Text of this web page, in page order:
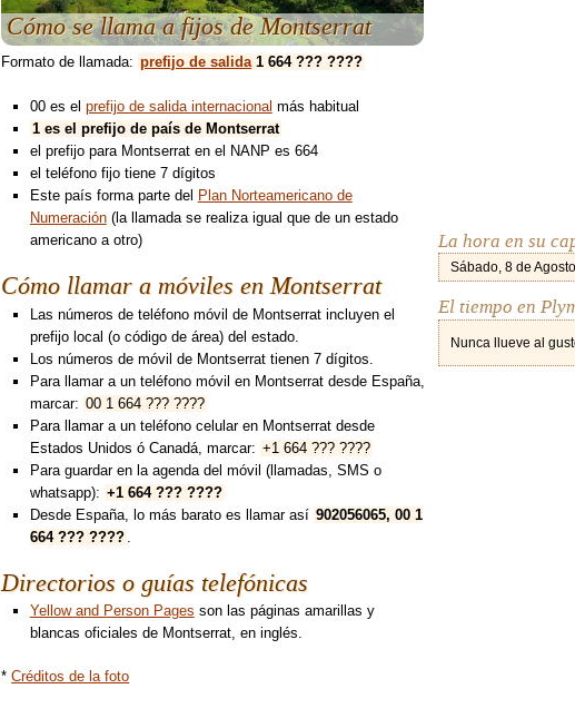
La hora en su
Sábado, 8 de
El tiempo en
Nunca llueve al
Cómo se llama a fijos de Montserrat
Formato de llamada: prefijo de salida1 664 ??? ????
00 es el prefijo de salida internacional más habitual
1 es el prefijo de país de Montserrat
el prefijo para Montserrat en el NANP es 664
el teléfono fijo tiene 7 dígitos
Este país forma parte del Plan Norteamericano de
Numeración(la llamada se realiza igual que de un estado
americano a otro)
Cómo llamar a móviles en Montserrat
Las números de teléfono móvil de Montserrat incluyen el
prefijo local (o código de área) del estado.
Los números de móvil de Montserrat tienen 7 dígitos.
Para llamar a un teléfono móvil en Montserrat desde España,
marcar: 00 1 664 ??? ????
Para llamar a un teléfono celular en Montserrat desde
Estados Unidos ó Canadá, marcar: +1 664 ??? ????
Para guardar en la agenda del móvil (llamadas, SMS o
whatsapp): +1 664 ??? ????
Desde España, lo más barato es llamar así 902056065, 00 1
664 ??? ????
Directorios o guías telefónicas
Yellow and Person Pages son las páginas amarillas y
blancas oficiales de Montserrat, en inglés.
*Créditos de la foto